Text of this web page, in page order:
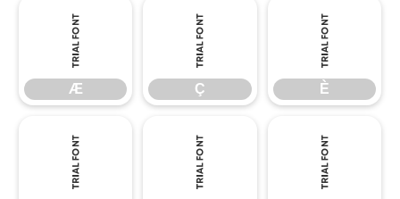
Æ
Æ
Ç
Ç
È
È
É Ê Ë